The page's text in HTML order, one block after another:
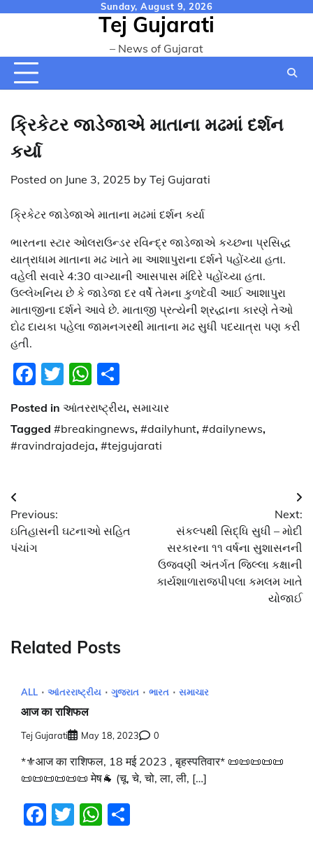
Sunday, August 9, 2026
Tej Gujarati
– News of Gujarat
ક્રિકેટર જાડેજાએ માતાના મઢમાં દર્શન
કર્યા
Posted on June 3, 2025 by Tej Gujarati
ક્રિકેટર જાડેજાએ માતાના મઢમાં દર્શન કર્યા
ભારતના સ્ટાર ઓલરાઉન્ડર રવિન્દ્ર જાડેજાએ કચ્છના પ્રસિદ્ધ
યાત્રાધામ માતાના મઢ ખાતે મા આશાપુરાના દર્શને પહોંચ્યા હતા.
વહેલી સવારે 4:30 વાગ્યાની આસપાસ મંદિરે પહોંચ્યા હતા.
ઉલ્લેખનિય છે કે જાડેજા દર વર્ષે તેમના કુળદેવી આઈ આશાપુરા
માતાજીના દર્શને આવે છે. માતાજી પ્રત્યેની શ્રદ્ધાના કારણે તેઓ
દોઢ દાયકા પહેલા જામનગરથી માતાના મઢ સુધી પદયાત્રા પણ કરી
હતી.
Facebook
TwitterWhatsApp
Posted in આંતરરાષ્ટ્રીય, સમાચાર
Tagged #breakingnews, #dailyhunt, #dailynews,
#ravindrajadeja, #tejgujarati
Post
navigation
Previous:
ઇતિહાસની ઘટનાઓ સહિત
પંચાંગ
Next:
સંકલ્પથી સિદ્ધિ સુધી – મોદી
સરકારના ૧૧ વર્ષના સુશાસનની
ઉજવણી અંતર્ગત જિલ્લા કક્ષાની
કાર્યશાળારાજપીપલા કમલમ ખાતે
યોજાઈ
Related Posts
ALL આંતરરાષ્ટ્રીય ગુજરાત ભારત સમાચાર
आज का राशिफल
Tej Gujarati May 18, 2023 0
*⚜️आज का राशिफल, 18 मई 2023 , बृहस्पतिवार* 📜📜📜📜📜
📜📜📜📜📜📜 मेष🐐 (चू, चे, चो, ला, ली, […]
Facebook
TwitterWhatsApp